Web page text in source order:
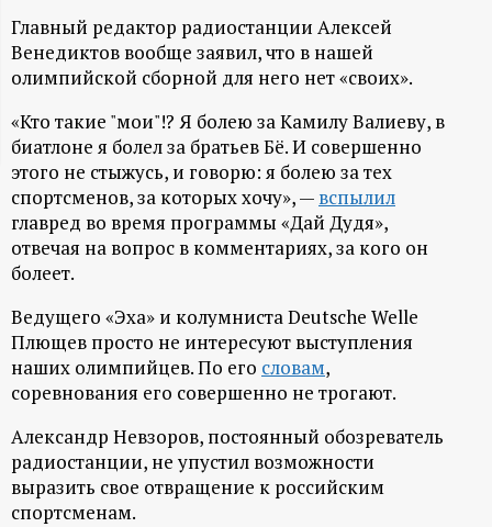
р
м
а
ц
и
о
н
н
ы
й
Главный редактор радиостанции Алексей
Венедиктов вообще заявил, что в нашей
олимпийской сборной для него нет «своих».
«Кто такие "мои"!? Я болею за Камилу Валиеву, в
биатлоне я болел за братьев Бё. И совершенно
этого не стыжусь, и говорю: я болею за тех
спортсменов, за которых хочу», — вспылил
главред во время программы «Дай Дудя»,
отвечая на вопрос в комментариях, за кого он
болеет.
Ведущего «Эха» и колумниста Deutsche Welle
Плющев просто не интересуют выступления
наших олимпийцев. По его словам,
соревнования его совершенно не трогают.
Александр Невзоров, постоянный обозреватель
радиостанции, не упустил возможности
выразить свое отвращение к российским
спортсменам.